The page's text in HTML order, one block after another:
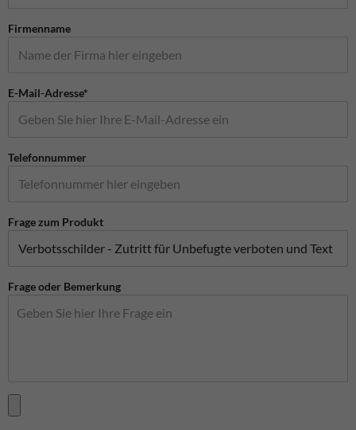
Firmenname
E-Mail-Adresse*
Telefonnummer
Frage zum Produkt
Frage oder Bemerkung